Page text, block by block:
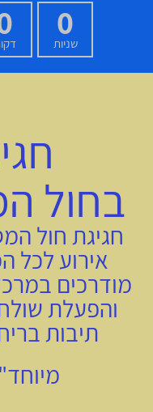
0
שניות
בחול
חגיגת חול
אירוע לכל
מודרכים
והפעלת
תיבות